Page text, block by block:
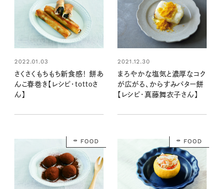
2022.01.03
さくさくもちもち新食感！ 餅あ
んこ春巻き【レシピ・tottoさ
ん】
2021.12.30
まろやかな塩気と濃厚なコク
が広がる、からすみバター餅
【レシピ・真藤舞衣子さん】
FOOD FOOD